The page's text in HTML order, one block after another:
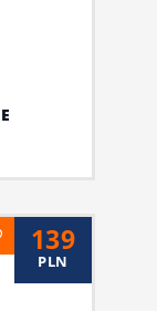
139
PLN